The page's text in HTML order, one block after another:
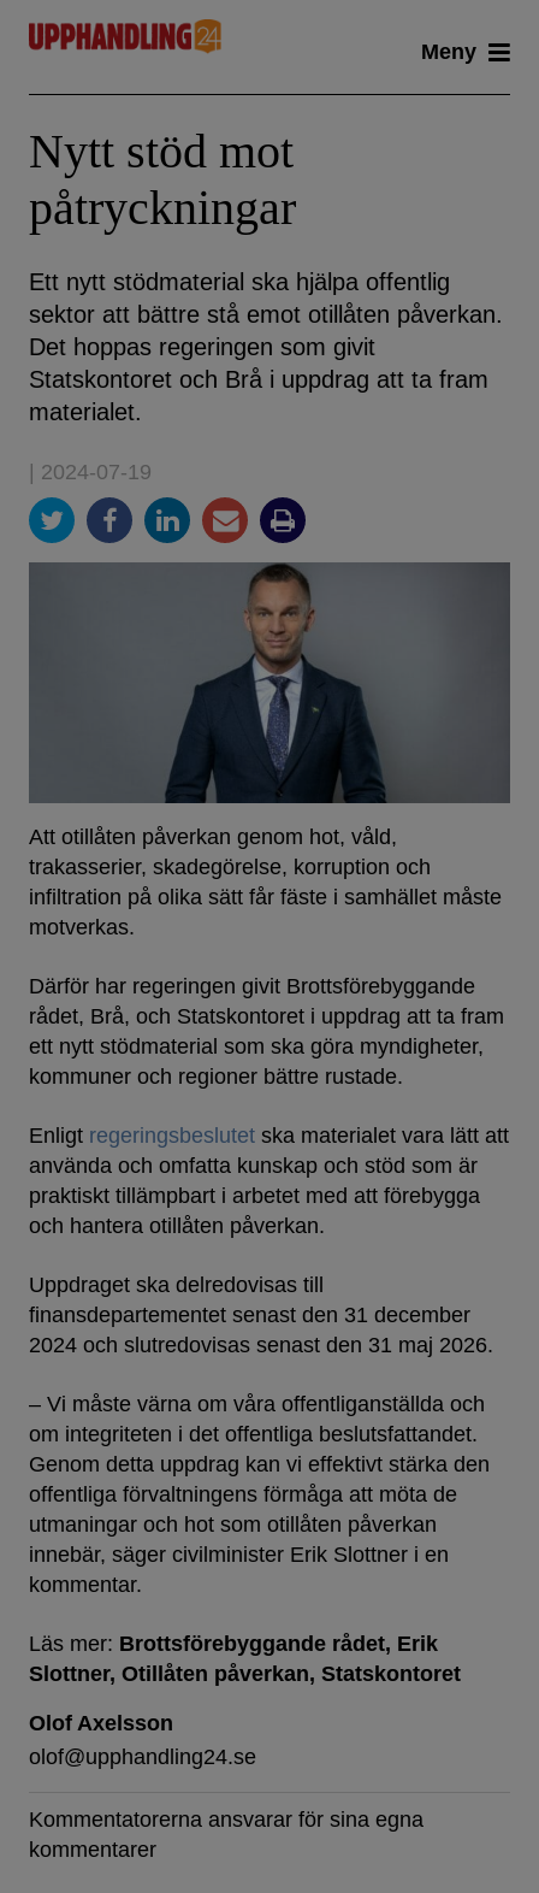
content
Meny
Nytt stöd mot
påtryckningar
Ett nytt stödmaterial ska hjälpa offentlig
sektor att bättre stå emot otillåten påverkan.
Det hoppas regeringen som givit
Statskontoret och Brå i uppdrag att ta fram
materialet.
| 2024-07-19
Att otillåten påverkan genom hot, våld,
trakasserier, skadegörelse, korruption och
infiltration på olika sätt får fäste i samhället måste
motverkas.
Därför har regeringen givit Brottsförebyggande
rådet, Brå, och Statskontoret i uppdrag att ta fram
ett nytt stödmaterial som ska göra myndigheter,
kommuner och regioner bättre rustade.
Enligt regeringsbeslutet ska materialet vara lätt att
använda och omfatta kunskap och stöd som är
praktiskt tillämpbart i arbetet med att förebygga
och hantera otillåten påverkan.
Uppdraget ska delredovisas till
finansdepartementet senast den 31 december
2024 och slutredovisas senast den 31 maj 2026.
– Vi måste värna om våra offentliganställda och
om integriteten i det offentliga beslutsfattandet.
Genom detta uppdrag kan vi effektivt stärka den
offentliga förvaltningens förmåga att möta de
utmaningar och hot som otillåten påverkan
innebär, säger civilminister Erik Slottner i en
kommentar.
Läs mer: Brottsförebyggande rådet Erik
Slottner Otillåten påverkan Statskontoret
Olof Axelsson
olof@upphandling24.se
Kommentatorerna ansvarar för sina egna
kommentarer